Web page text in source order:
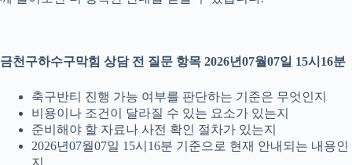
금천구하수구막힘 상담 전 질문 항목 2026년07월07일 15시16분
축구반티 진행 가능 여부를 판단하는 기준은 무엇인지
비용이나 조건이 달라질 수 있는 요소가 있는지
준비해야 할 자료나 사전 확인 절차가 있는지
2026년07월07일 15시16분 기준으로 현재 안내되는 내용인